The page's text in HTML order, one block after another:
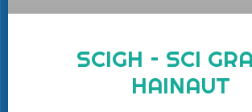
SCIGH – SCI
HAINAUT